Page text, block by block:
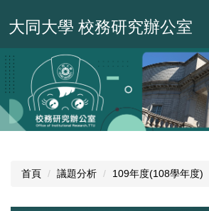
到
要
內
容
區
大同大學 校務研究辦公室
首頁 議題分析 109年度(108學年度)